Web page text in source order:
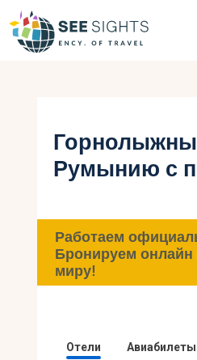
Горящие туры
Типы Туров
Инфо
Блог
Румынию с
Работаем
Бронируем онлайн
миру!